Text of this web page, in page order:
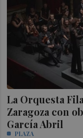
La Orquesta
Zaragoza con
García Abril
PLAZA